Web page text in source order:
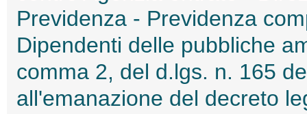
Previdenza - Previdenza
Dipendenti delle pubbliche
comma 2, del d.lgs. n. 165
all'emanazione del decreto